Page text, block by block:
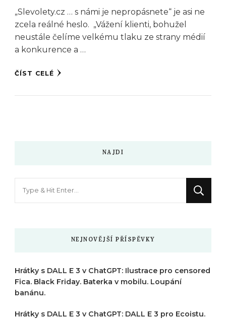
„Slevolety.cz … s námi je nepropásnete“ je asi ne
zcela reálné heslo. „Vážení klienti, bohužel
neustále čelíme velkému tlaku ze strany médií
a konkurence a …
ČÍST CELÉ
NAJDI
NEJNOVĚJŠÍ PŘÍSPĚVKY
Hrátky s DALL E 3 v ChatGPT: Ilustrace pro censored
Fica. Black Friday. Baterka v mobilu. Loupání
banánu.
Hrátky s DALL E 3 v ChatGPT: DALL E 3 pro Ecoistu.